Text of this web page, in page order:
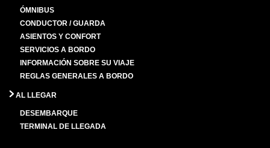
ÓMNIBUS
CONDUCTOR / GUARDA
ASIENTOS Y CONFORT
SERVICIOS A BORDO
INFORMACIÓN SOBRE SU VIAJE
REGLAS GENERALES A BORDO
AL LLEGAR
DESEMBARQUE
TERMINAL DE LLEGADA